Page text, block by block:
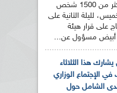
احتشد أكثر من 1500 شخص
لليلة الثانية على
على قرار هيئة
أبيض مسؤول عن...
هذا الثلاثاء
في الإجتماع الوزاري
الشامل حول